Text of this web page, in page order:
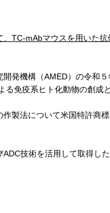
TC-mAbマウスを用いた
発機構（AMED）の令和
疫系ヒト化動物の創成
作製法について米国特許商
技術を活用して取得し